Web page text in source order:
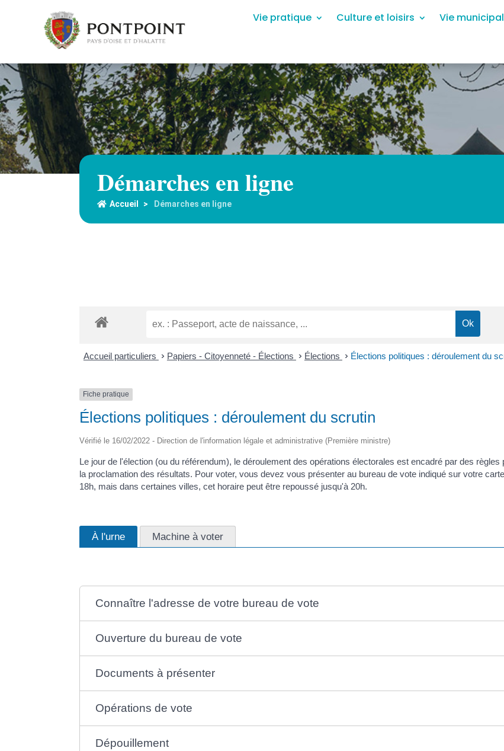
Vie pratique Culture et loisirs Vie
Démarches en ligne
Accueil > Démarches en ligne
Accueil particuliers > Papiers - Citoyenneté - Élections > Élections > Élections politiques : déroulement du
Fiche pratique
Élections politiques : déroulement du scrutin
Vérifié le 16/02/2022 - Direction de l'information légale et administrative (Première ministre)
Le jour de l'élection (ou du référendum), le déroulement des opérations électorales est encadré par des
la proclamation des résultats. Pour voter, vous devez vous présenter au bureau de vote indiqué sur votre
18h, mais dans certaines villes, cet horaire peut être repoussé jusqu'à 20h.
À l'urne Machine à voter
Connaître l'adresse de votre bureau de vote
Ouverture du bureau de vote
Documents à présenter
Opérations de vote
Dépouillement